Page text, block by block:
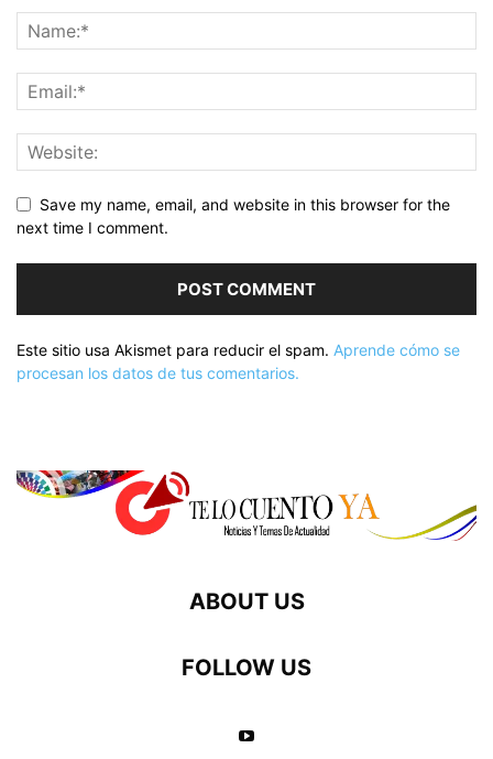
Save my name, email, and website in this browser for the
next time I comment.
Este sitio usa Akismet para reducir el spam. Aprende cómo se
procesan los datos de tus comentarios.
ABOUT US
FOLLOW US